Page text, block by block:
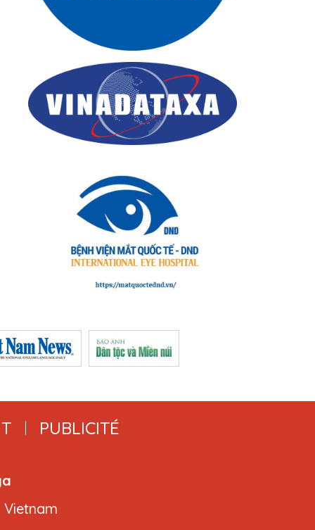
PUBLICITÉ
Vietnam